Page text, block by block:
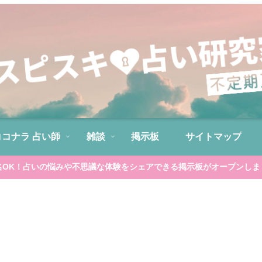
ナラ 占い師 雑談 掲示板 サイトマップ
OK！占いの悩みや不思議な体験をシェアできる掲示板がオープンしま